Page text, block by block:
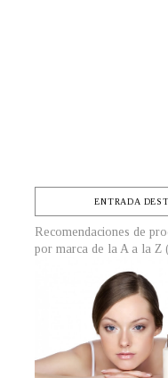
ENTRADA
Recomendaciones de
por marca de la A a la Z